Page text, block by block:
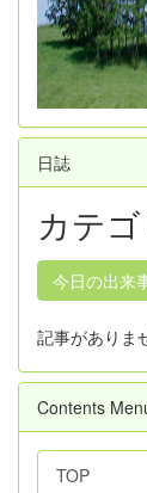
日誌
カテ
今日の出来
記事がありま
Contents
TOP